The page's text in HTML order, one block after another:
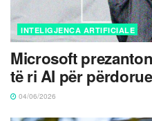
INTELIGJENCA ARTIFICIALE
Microsoft
të ri AI për
04/06/2026